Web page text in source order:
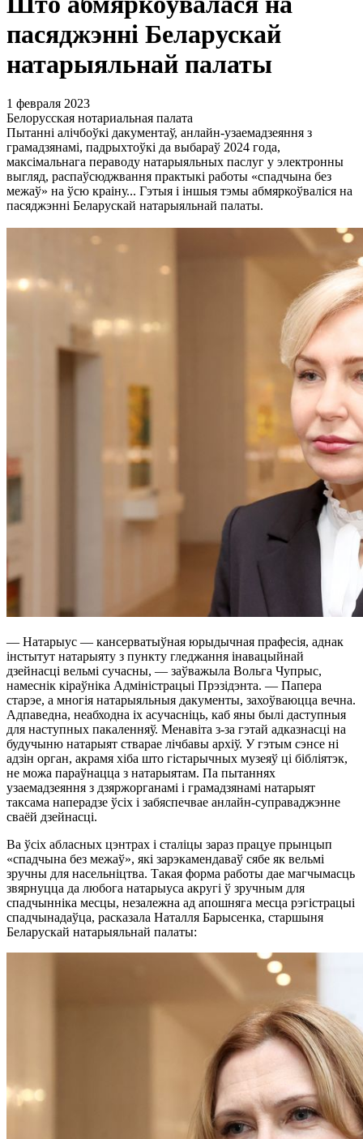
пасяджэнні Беларускай
натарыяльнай палаты
1 февраля 2023
Белорусская нотариальная палата
Пытанні алічбоўкі дакументаў, анлайн-узаемадзеяння з
грамадзянамі, падрыхтоўкі да выбараў 2024 года,
максімальнага пераводу натарыяльных паслуг у электронны
выгляд, распаўсюджвання практыкі работы «спадчына без
межаў» на ўсю краіну... Гэтыя і іншыя тэмы абмяркоўваліся на
пасяджэнні Беларускай натарыяльнай палаты.
— Натарыус — кансерватыўная юрыдычная прафесія, аднак
інстытут натарыяту з пункту гледжання інавацыйнай
дзейнасці вельмі сучасны, — заўважыла Вольга Чупрыс,
намеснік кіраўніка Адміністрацыі Прэзідэнта. — Папера
старэе, а многія натарыяльныя дакументы, захоўваюцца вечна.
Адпаведна, неабходна іх асучасніць, каб яны былі даступныя
для наступных пакаленняў. Менавіта з-за гэтай адказнасці на
будучыню натарыят стварае лічбавы архіў. У гэтым сэнсе ні
адзін орган, акрамя хіба што гістарычных музеяў ці бібліятэк,
не можа параўнацца з натарыятам. Па пытаннях
узаемадзеяння з дзяржорганамі і грамадзянамі натарыят
таксама наперадзе ўсіх і забяспечвае анлайн-суправаджэнне
сваёй дзейнасці.
Ва ўсіх абласных цэнтрах і сталіцы зараз працуе прынцып
«спадчына без межаў», які зарэкамендаваў сябе як вельмі
зручны для насельніцтва. Такая форма работы дае магчымасць
звярнуцца да любога натарыуса акругі ў зручным для
спадчынніка месцы, незалежна ад апошняга месца рэгістрацыі
спадчынадаўца, расказала Наталля Барысенка, старшыня
Беларускай натарыяльнай палаты: